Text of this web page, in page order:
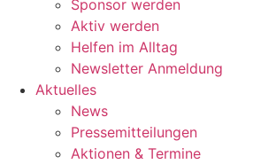
Sponsor werden
Aktiv werden
Helfen im Alltag
Newsletter Anmeldung
Aktuelles
News
Pressemitteilungen
Aktionen & Termine